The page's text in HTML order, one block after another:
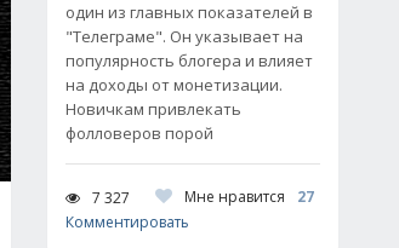
один из главных показателей в
"Телеграме". Он указывает на
популярность блогера и влияет
на доходы от монетизации.
Новичкам привлекать
фолловеров порой
7 327 Мне нравится
27
Комментировать